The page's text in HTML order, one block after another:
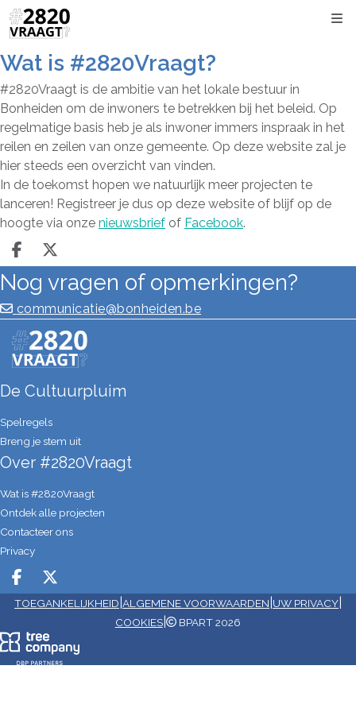
Wat is #2820Vraagt?
#2820Vraagt is de ambitie van het lokale bestuur in
Bonheiden om de inwoners te betrekken bij het beleid. Op
regelmatige basis heb je als inwoner immers inspraak in het
reilen en zeilen van onze gemeente. Op deze website zal je
hier steeds een overzicht van vinden.
In de toekomst hopen we natuurlijk meer projecten te
lanceren! Registreer je dus op deze website of blijf op de
hoogte via onze nieuwsbrief of Facebook.
Deel op facebook
Deel op X
Nog vragen of opmerkingen?
communicatie@bonheiden.be
De Cultuurpluim
Spelregels
Breng je stem uit
Over #2820Vraagt
Wat is #2820Vraagt
Ontdek alle projecten
Contacteer ons
Privacy
Deel op facebook
Deel op X
TOEGANKELIJKHEID ALGEMENE VOORWAARDEN UW PRIVACY
COOKIES| BPART 2026